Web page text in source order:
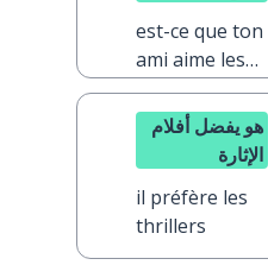
est-ce que ton
ami aime les
comédies ?
هو يفضل أفلام
الإثارة
il préfère les
thrillers